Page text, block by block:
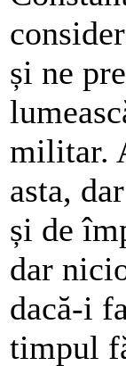
și ne
militar.
asta,
și de
dar
dacă-i
timpul